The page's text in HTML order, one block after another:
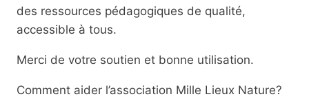
des ressources pédagogiques de qualité,
accessible à tous.
Merci de votre soutien et bonne utilisation.
Comment aider l’association Mille Lieux Nature?